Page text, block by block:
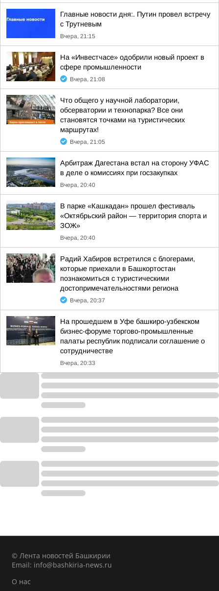
Главные новости дня:. Путин провел встречу
с Трутневым
Вчера, 21:15
На «Инвестчасе» одобрили новый проект в
сфере промышленности
Вчера, 21:08
Что общего у научной лаборатории,
обсерватории и технопарка? Все они
становятся точками на туристических
маршрутах!
Вчера, 21:05
Арбитраж Дагестана встал на сторону УФАС
в деле о комиссиях при госзакупках
Вчера, 20:40
В парке «Кашкадан» прошел фестиваль
«Октябрьский район — территория спорта и
ЗОЖ»
Вчера, 20:40
Радий Хабиров встретился с блогерами,
которые приехали в Башкортостан
познакомиться с туристическими
достопримечательностями региона
Вчера, 20:37
На прошедшем в Уфе башкиро-узбекском
бизнес-форуме торгово-промышленные
палаты республик подписали соглашение о
сотрудничестве
Вчера, 20:33
© Лента новостей Башкирии
Email: info@bashkiria-news.ru
О нас